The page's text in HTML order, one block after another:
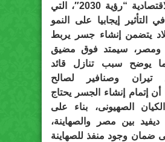
إطار خطته الاقتصادية “رؤية 2030″، التي
التأثير إيجابيا على النمو
يتضمن إنشاء جسر يربط
ومصر، سيمتد فوق مضيق
يوضح سبب تنازل قائد
تيران وصنافير لصالح
أن إتمام إنشاء الجسر يحتاج
الصهيونى، بناء على
ديفيد بين مصر والصهاينة،
ضمان وجود منفذ للصهاينة